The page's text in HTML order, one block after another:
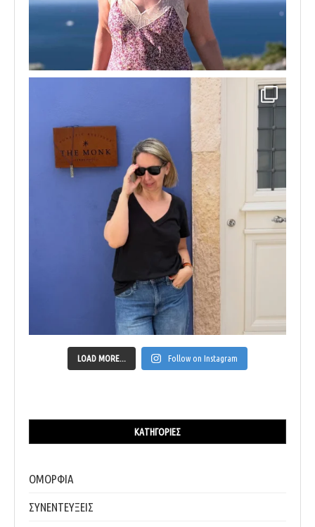
LOAD MORE... Follow on Instagram
ΚΑΤΗΓΟΡΊΕΣ
ΟΜΟΡΦΙΑ
ΣΥΝΕΝΤΕΥΞΕΙΣ